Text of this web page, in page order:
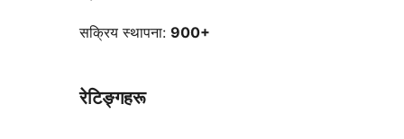
सक्रिय स्थापना: 900+
रेटिङ्गहरू